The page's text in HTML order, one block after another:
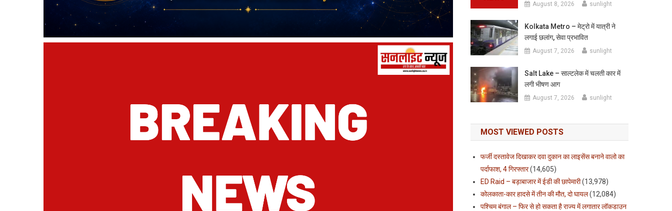
August 8, 2026 sunlight
Kolkata Metro – मेट्रो में यात्री ने
लगाई छलांग, सेवा प्रभावित
August 7, 2026 sunlight
Salt Lake – साल्टलेक में चलती कार में
लगी भीषण आग
August 7, 2026 sunlight
MOST VIEWED POSTS
फर्जी दस्तावेज दिखाकर दवा दुकान का लाइसेंस बनाने वालो का
पर्दाफाश, 4 गिरफ्तार(14,605)
ED Raid – बड़ाबाजार में ईडी की छापेमारी(13,978)
कोलकाता-कार हादसे में तीन की मौत, दो घायल(12,084)
पश्चिम बंगाल – फिर से हो सकता है राज्य में लगातार लॉकडाउन